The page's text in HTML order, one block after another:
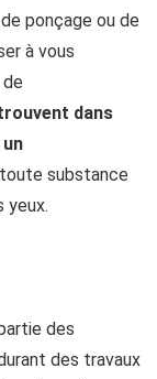
ponçage ou de
à vous
dans
un
substance
yeux.
des
des travaux